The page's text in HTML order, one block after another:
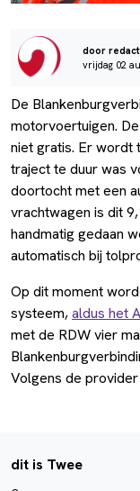
door
vrijdag 02
De
motorvoertuigen.
niet gratis. Er wordt
traject te duur was
doortocht met een
vrachtwagen is dit
handmatig gedaan
automatisch bij
Op dit moment
systeem,aldus het
met de RDW vier
Volgens de
dit is Twee